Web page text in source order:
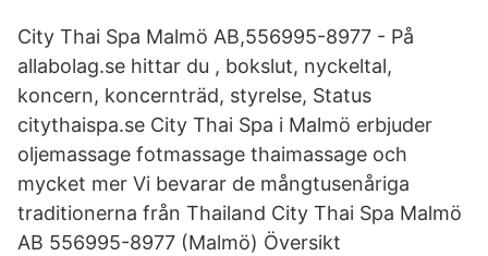
City Thai Spa Malmö AB,556995-8977 - På
allabolag.se hittar du , bokslut, nyckeltal,
koncern, koncernträd, styrelse, Status
citythaispa.se City Thai Spa i Malmö erbjuder
oljemassage fotmassage thaimassage och
mycket mer Vi bevarar de mångtusenåriga
traditionerna från Thailand City Thai Spa Malmö
AB 556995-8977 (Malmö) Översikt